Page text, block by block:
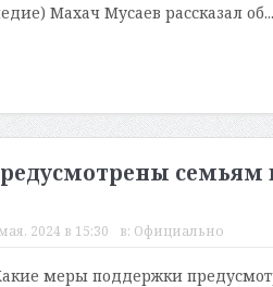
Махач Мусаев рассказал об...
семьям
2024 в 15:30 в: Официально
меры поддержки